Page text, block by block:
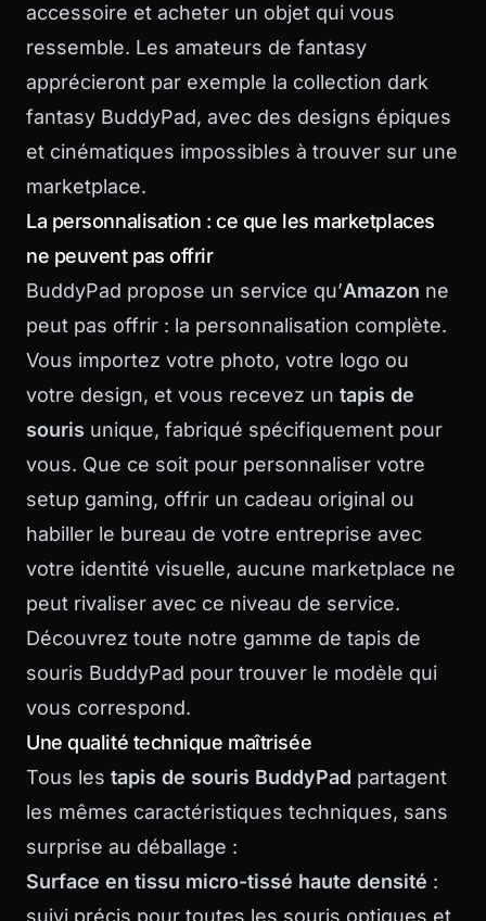
accessoire et acheter un objet qui vous
ressemble. Les amateurs de fantasy
apprécieront par exemple la collection dark
fantasy BuddyPad, avec des designs épiques
et cinématiques impossibles à trouver sur une
marketplace.
La personnalisation : ce que les marketplaces
ne peuvent pas offrir
BuddyPad propose un service qu’Amazon ne
peut pas offrir : la personnalisation complète.
Vous importez votre photo, votre logo ou
votre design, et vous recevez un tapis de
souris unique, fabriqué spécifiquement pour
vous. Que ce soit pour personnaliser votre
setup gaming, offrir un cadeau original ou
habiller le bureau de votre entreprise avec
votre identité visuelle, aucune marketplace ne
peut rivaliser avec ce niveau de service.
Découvrez toute notre gamme de tapis de
souris BuddyPad pour trouver le modèle qui
vous correspond.
Une qualité technique maîtrisée
Tous les tapis de souris BuddyPad partagent
les mêmes caractéristiques techniques, sans
surprise au déballage :
Surface en tissu micro-tissé haute densité :
suivi précis pour toutes les souris optiques et